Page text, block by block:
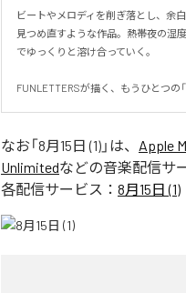
ビートやメロディを削ぎ落とし、余
見つめ直すような作品。熱帯夜の湿
でゆっくりと溶け合っていく。
FUNLETTERSが描く、もうひとつの
なお「8月15日 (1) 」は、 Apple
Unlimitedなどの音楽配信サ
各配信サービス： 8月15日 (1)